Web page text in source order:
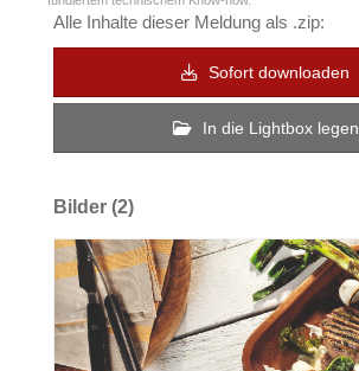
Alle Inhalte dieser Meldung als .zip:
Sofort downloaden
In die Lightbox legen
Bilder (2)